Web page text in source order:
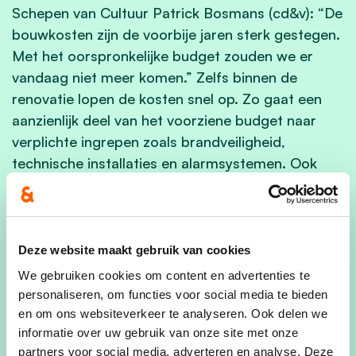
Deze website maakt gebruik van cookies
We gebruiken cookies om content en advertenties te
personaliseren, om functies voor social media te bieden
en om ons websiteverkeer te analyseren. Ook delen we
informatie over uw gebruik van onze site met onze
partners voor social media, adverteren en analyse. Deze
Schepen van Cultuur Patrick Bosmans (cd&v): “De
bouwkosten zijn de voorbije jaren sterk gestegen.
Met het oorspronkelijke budget zouden we er
vandaag niet meer komen.” Zelfs binnen de
renovatie lopen de kosten snel op. Zo gaat een
aanzienlijk deel van het voorziene budget naar
verplichte ingrepen zoals brandveiligheid,
technische installaties en alarmsystemen. Ook
relatief standaardaanpassingen, zoals het
vervangen van verlichting door led, brengen een
Blik op de toekomst
De renovatie van ’t Loo moet ervoor zorgen dat
het gebouw opnieuw geschikt is voor
voorstellingen en activiteiten. Intussen wordt